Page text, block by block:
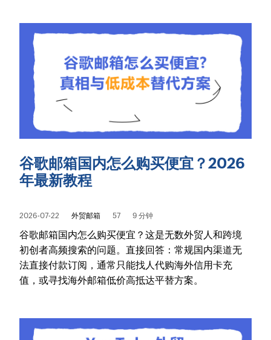
谷歌邮箱国内怎么购买便宜？2026
年最新教程
2026-07-22 外贸邮箱 57 9 分钟
谷歌邮箱国内怎么购买便宜？这是无数外贸人和跨境
初创者高频搜索的问题。直接回答：常规国内渠道无
法直接付款订阅，通常只能找人代购海外信用卡充
值，或寻找海外邮箱低价高抵达平替方案。